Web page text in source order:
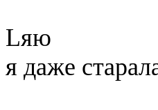
Lяю
я даже